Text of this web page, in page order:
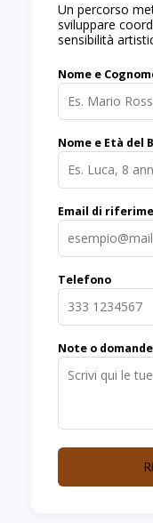
Un percorso
sviluppare
sensibilità
Nome e
Nome e Età del
Email di
Telefono
Note o